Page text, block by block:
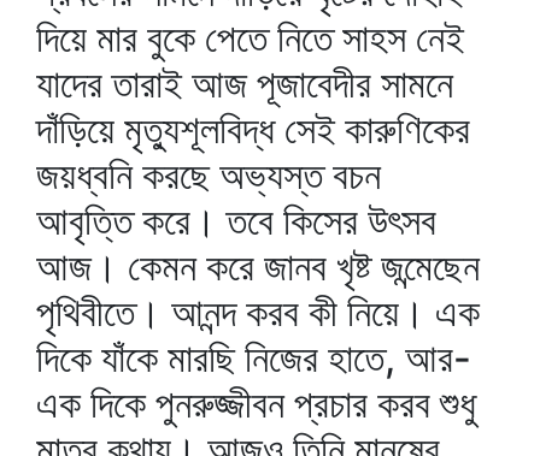
দিয়ে মার বুকে পেতে নিতে সাহস নেই
যাদের তারাই আজ পূজাবেদীর সামনে
দাঁড়িয়ে মৃত্যুশূলবিদ্ধ সেই কারুণিকের
জয়ধ্বনি করছে অভ্যস্ত বচন
আবৃত্তি করে। তবে কিসের উৎসব
আজ। কেমন করে জানব খৃষ্ট জন্মেছেন
পৃথিবীতে। আনন্দ করব কী নিয়ে। এক
দিকে যাঁকে মারছি নিজের হাতে, আর-
এক দিকে পুনরুজ্জীবন প্রচার করব শুধু